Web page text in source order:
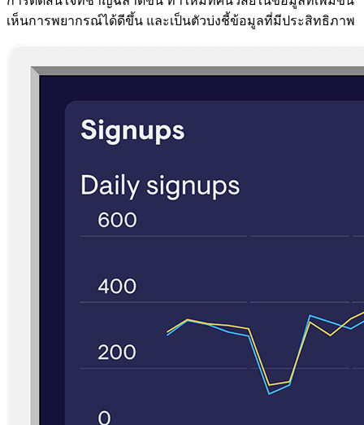
เห็นการพยากรณ์ได้ดีขึ้น และเป็นตัวบ่งชี้ข้อมูลที่มีประสิทธิภาพ